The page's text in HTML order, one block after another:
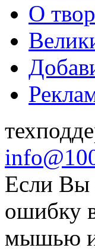
О
Если Вы
ошибку
мышью и